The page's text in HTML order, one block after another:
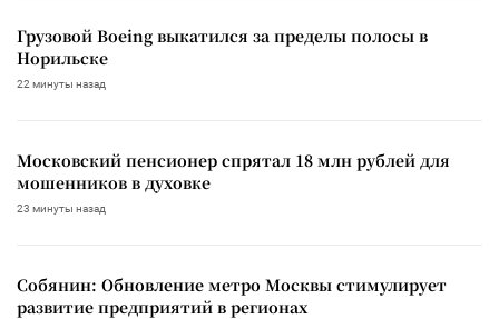
Грузовой Boeing выкатился за пределы полосы в
Норильске
22 минуты назад
Московский пенсионер спрятал 18 млн рублей для
мошенников в духовке
23 минуты назад
Собянин: Обновление метро Москвы стимулирует
развитие предприятий в регионах